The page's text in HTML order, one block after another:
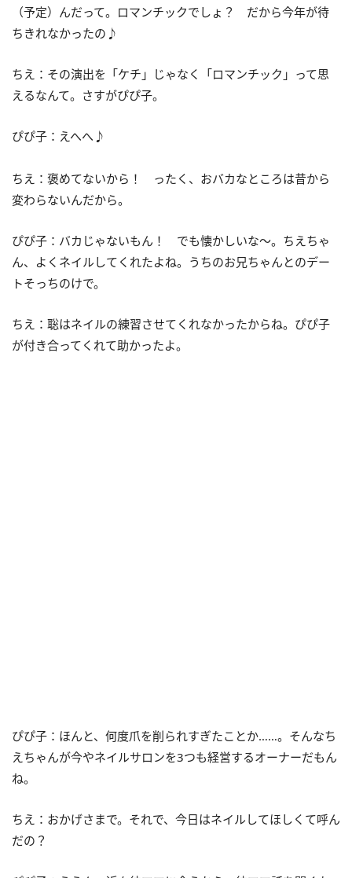
（予定）んだって。ロマンチックでしょ？ だから今年が待
ちきれなかったの♪
ちえ：その演出を「ケチ」じゃなく「ロマンチック」って思
えるなんて。さすがぴぴ子。
ぴぴ子：えへへ♪
ちえ：褒めてないから！ ったく、おバカなところは昔から
変わらないんだから。
ぴぴ子：バカじゃないもん！ でも懐かしいな～。ちえちゃ
ん、よくネイルしてくれたよね。うちのお兄ちゃんとのデー
トそっちのけで。
ちえ：聡はネイルの練習させてくれなかったからね。ぴぴ子
が付き合ってくれて助かったよ。
ぴぴ子：ほんと、何度爪を削られすぎたことか……。そんなち
えちゃんが今やネイルサロンを3つも経営するオーナーだもん
ね。
ちえ：おかげさまで。それで、今日はネイルしてほしくて呼ん
だの？